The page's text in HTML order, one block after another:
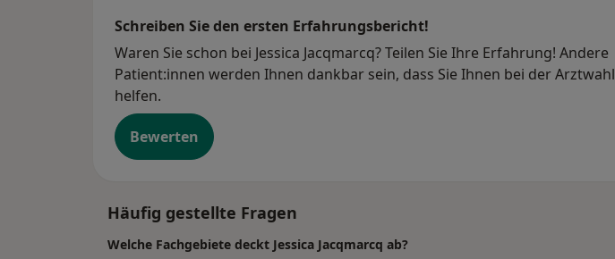
Schreiben Sie den ersten Erfahrungsbericht!
Waren Sie schon bei Jessica Jacqmarcq? Teilen Sie Ihre Erfahrung! Andere
Patient:innen werden Ihnen dankbar sein, dass Sie Ihnen bei der Arztwahl
helfen.
Bewerten
Häufig gestellte Fragen
Welche Fachgebiete deckt Jessica Jacqmarcq ab?